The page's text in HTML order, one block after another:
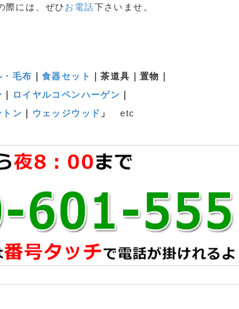
際には、ぜひお電話下さいませ。
・毛布 ｜ 食器セット
｜茶道具｜置物｜
｜ ロイヤルコペンハーゲン ｜
トン ｜ ウェッジウッド 」 etc